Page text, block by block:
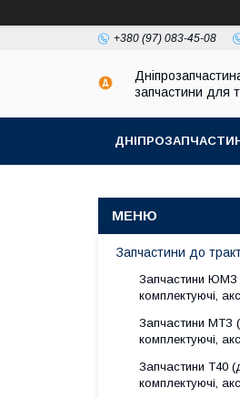
+380 (97) 083-45-08
запчастини для
Запчастини до
Запчастини ЮМЗ
комплектуючі,
Запчастини МТЗ
комплектуючі,
Запчастини Т40
комплектуючі,